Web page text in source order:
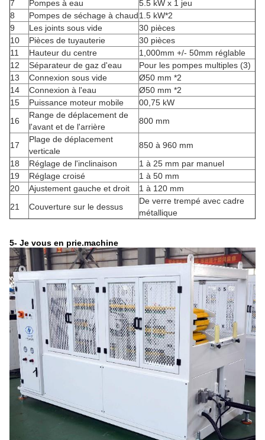
7 Pompes à eau
5.5 kW x 1 jeu
8
Pompes de séchage à chaud1.5 kW*2
9
Les joints sous vide
30 pièces
10
Pièces de tuyauterie
30 pièces
11
Hauteur du centre
1,000mm +/- 50mm réglable
12
Séparateur de gaz d'eau
Pour les pompes multiples (3)
13
Connexion sous vide
Ø50 mm *2
14
Connexion à l'eau
Ø50 mm *2
15
Puissance moteur mobile
00,75 kW
16
Range de déplacement de
l'avant et de l'arrière
800 mm
17
Plage de déplacement
verticale
850 à 960 mm
18
Réglage de l'inclinaison
1 à 25 mm par manuel
19
Réglage croisé
1 à 50 mm
20
Ajustement gauche et droit
1 à 120 mm
21
Couverture sur le dessus
De verre trempé avec cadre
métallique
5- Je vous en prie.machine